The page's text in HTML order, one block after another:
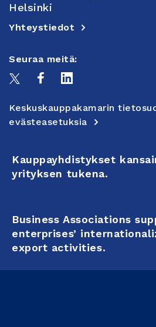
Helsinki
Yhteystiedot
Seuraa meitä:
Keskuskauppakamarin
evästeasetuksia
Kauppayhdistykset
yrityksen tukena.
Business Associations
enterprises’
export activities.